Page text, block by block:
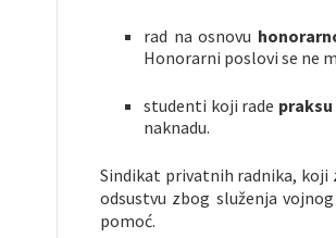
rad na osnovu
Honorarni poslovi se ne
studenti koji rade praksu
naknadu.
Sindikat privatnih radnika, koji
odsustvu zbog služenja
pomoć.